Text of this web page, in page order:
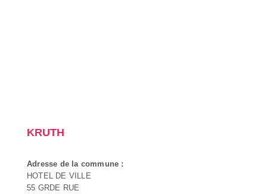
KRUTH
Adresse de la commune :
HOTEL DE VILLE
55 GRDE RUE